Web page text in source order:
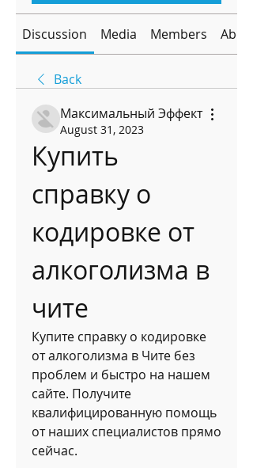
Discussion Media Members About
Back
Максимальный Эффект
August 31, 2023
Купить
справку о
кодировке от
алкоголизма в
чите
Купите справку о кодировке
от алкоголизма в Чите без
проблем и быстро на нашем
сайте. Получите
квалифицированную помощь
от наших специалистов прямо
сейчас.